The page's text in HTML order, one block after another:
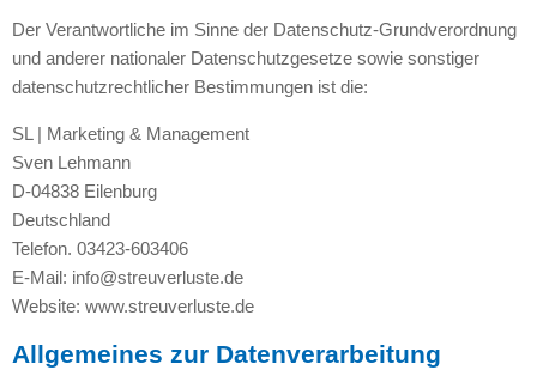
Der Verantwortliche im Sinne der Datenschutz-Grundverordnung
und anderer nationaler Datenschutzgesetze sowie sonstiger
datenschutzrechtlicher Bestimmungen ist die:
SL | Marketing & Management
Sven Lehmann
D-04838 Eilenburg
Deutschland
Telefon. 03423-603406
E-Mail: info@streuverluste.de
Website: www.streuverluste.de
Allgemeines zur Datenverarbeitung